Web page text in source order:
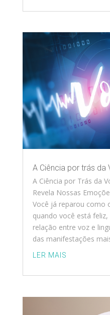
A Ciência por trás da
A Ciência por Trás da
Revela Nossas
Você já reparou como
quando você está
relação entre voz e
das manifestações
LER MAIS